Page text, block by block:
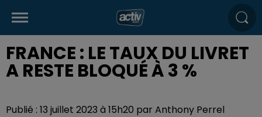
FRANCE : LE TAUX DU LIVRET
A RESTE BLOQUÉ À 3 %
Publié : 13 juillet 2023 à 15h20 par Anthony Perrel